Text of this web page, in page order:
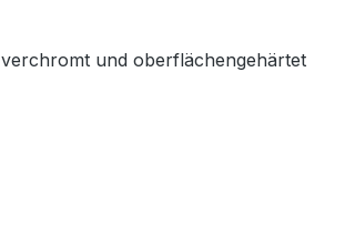
und oberflächengehärtet